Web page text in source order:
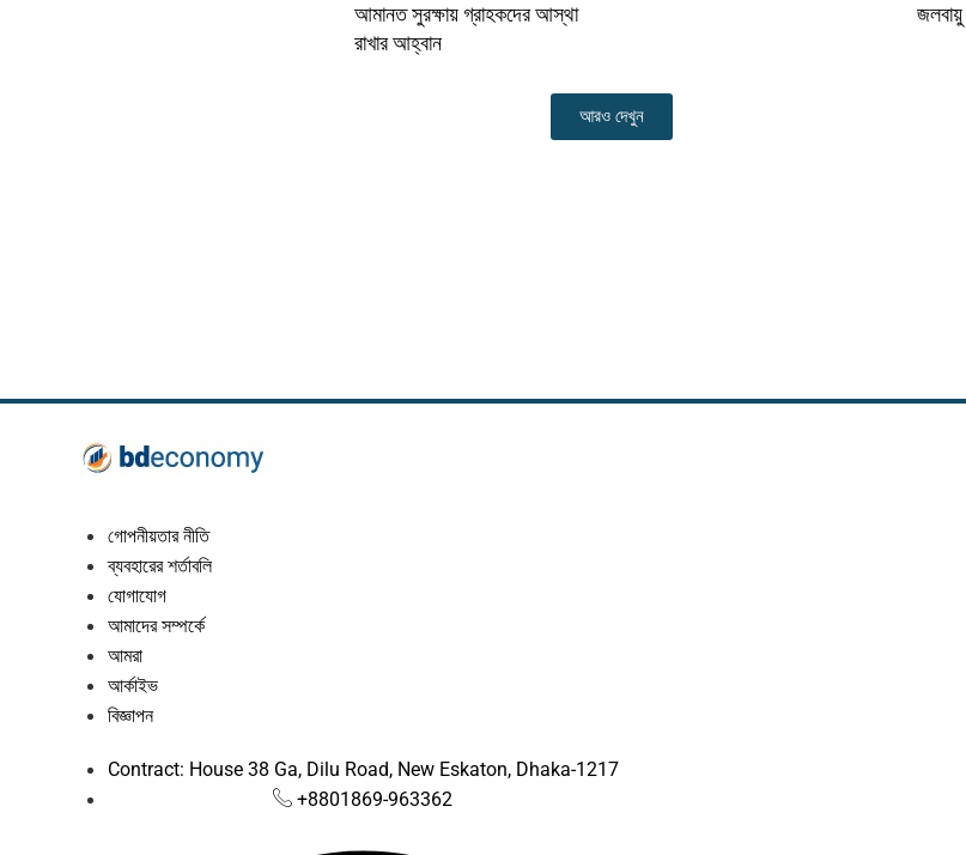
আমানত সুরক্ষায় গ্রাহকদের আস্থা
রাখার আহ্বান
আরও দেখুন
গোপনীয়তার নীতি
ব্যবহারের শর্তাবলি
যোগাযোগ
আমাদের সম্পর্কে
আমরা
আর্কাইভ
বিজ্ঞাপন
Contract: House 38 Ga, Dilu Road, New Eskaton, Dhaka-1217
+8801869-963362